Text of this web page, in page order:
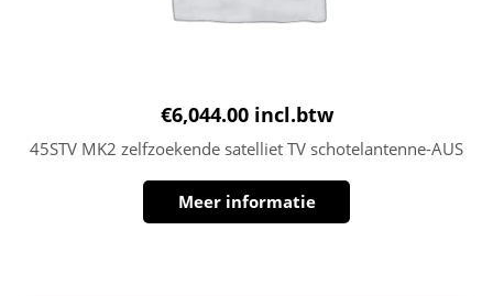
€6,044.00 incl.btw
45STV MK2 zelfzoekende satelliet TV schotelantenne-AUS
Meer informatie